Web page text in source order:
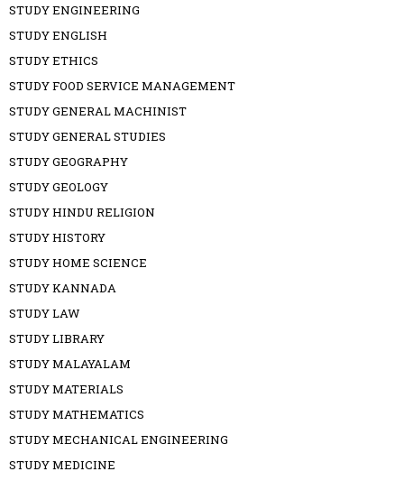
STUDY ENGINEERING
STUDY ENGLISH
STUDY ETHICS
STUDY FOOD SERVICE MANAGEMENT
STUDY GENERAL MACHINIST
STUDY GENERAL STUDIES
STUDY GEOGRAPHY
STUDY GEOLOGY
STUDY HINDU RELIGION
STUDY HISTORY
STUDY HOME SCIENCE
STUDY KANNADA
STUDY LAW
STUDY LIBRARY
STUDY MALAYALAM
STUDY MATERIALS
STUDY MATHEMATICS
STUDY MECHANICAL ENGINEERING
STUDY MEDICINE